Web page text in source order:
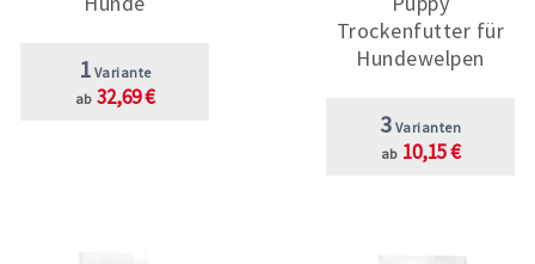
1 Variante
ab 32,69 €
Trockenfutter für
Hundewelpen
3 Varianten
ab 10,15 €